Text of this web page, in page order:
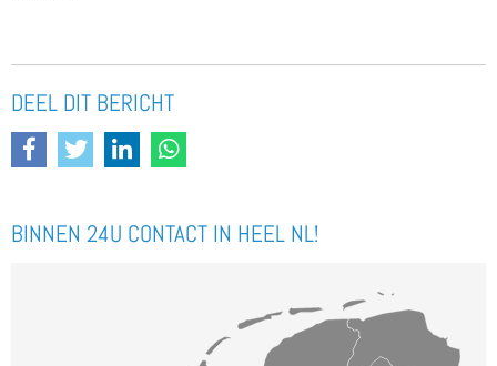
DEEL DIT BERICHT
BINNEN 24U CONTACT IN HEEL NL!